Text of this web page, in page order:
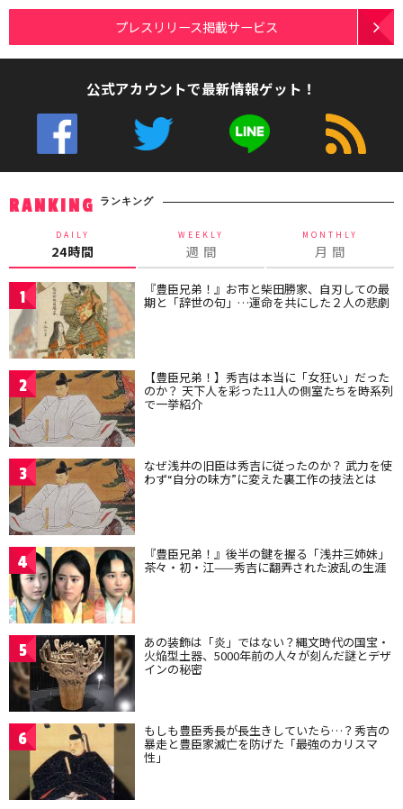
プレスリリース掲載サービス
公式アカウントで最新情報ゲット！
RANKING ランキング
DAILY
24時間
WEEKLY
週 間
MONTHLY
月 間
1 『豊臣兄弟！』お市と柴田勝家、自刃しての最
期と「辞世の句」…運命を共にした２人の悲劇
2 【豊臣兄弟！】秀吉は本当に「女狂い」だった
のか？ 天下人を彩った11人の側室たちを時系列
で一挙紹介
3 なぜ浅井の旧臣は秀吉に従ったのか？ 武力を使
わず“自分の味方”に変えた裏工作の技法とは
4 『豊臣兄弟！』後半の鍵を握る「浅井三姉妹」
茶々・初・江——秀吉に翻弄された波乱の生涯
5 あの装飾は「炎」ではない？縄文時代の国宝・
火焔型土器、5000年前の人々が刻んだ謎とデザ
インの秘密
6 もしも豊臣秀長が長生きしていたら…？秀吉の
暴走と豊臣家滅亡を防げた「最強のカリスマ
性」